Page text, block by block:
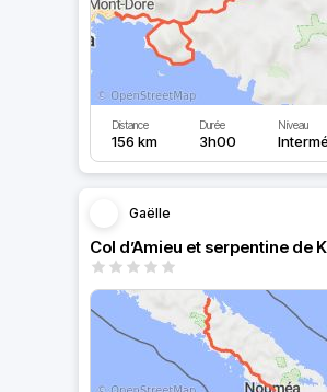
Distance
156 km
Durée
3h00
Niveau
Gaëlle
Col d’Amieu et serpentine de